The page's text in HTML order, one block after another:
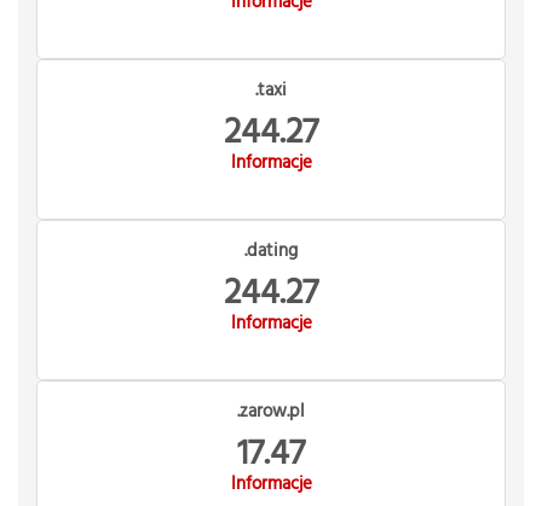
.taxi
244.27
Informacje
.dating
244.27
Informacje
.zarow.pl
17.47
Informacje